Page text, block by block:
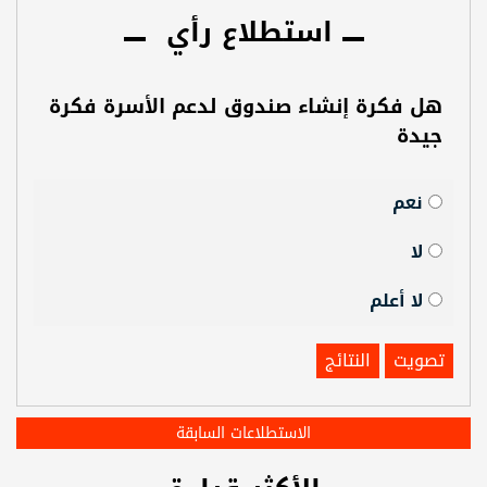
استطلاع رأي
هل فكرة إنشاء صندوق لدعم الأسرة فكرة
جيدة
نعم
لا
لا أعلم
تصويت
النتائج
الاستطلاعات السابقة